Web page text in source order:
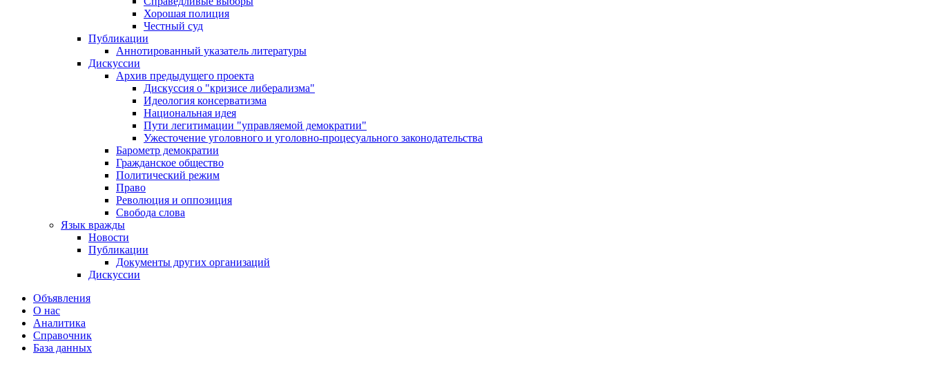
Хорошая полиция
Честный суд
Публикации
Аннотированный указатель литературы
Дискуссии
Архив предыдущего проекта
Дискуссия о "кризисе либерализма"
Идеология консерватизма
Национальная идея
Пути легитимации "управляемой демократии"
Ужесточение уголовного и уголовно-процесуального законодательства
Барометр демократии
Гражданское общество
Политический режим
Право
Революция и оппозиция
Свобода слова
Язык вражды
Новости
Публикации
Документы других организаций
Дискуссии
Объявления
О нас
Аналитика
Справочник
База данных